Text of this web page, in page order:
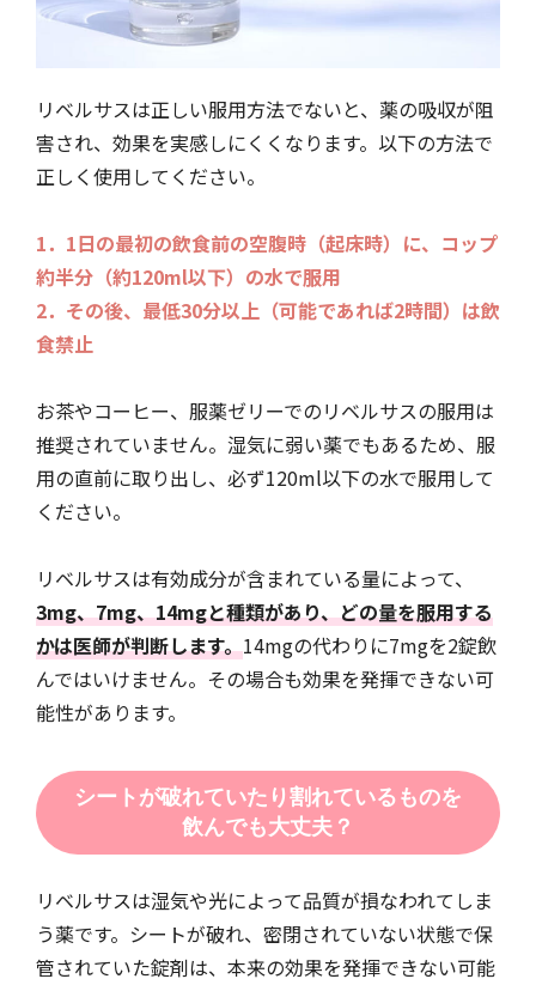
リベルサスは正しい服用方法でないと、薬の吸収が阻
害され、効果を実感しにくくなります。以下の方法で
正しく使用してください。
1．1日の最初の飲食前の空腹時（起床時）に、コップ
約半分（約120ml以下）の水で服用
2．その後、最低30分以上（可能であれば2時間）は飲
食禁止
お茶やコーヒー、服薬ゼリーでのリベルサスの服用は
推奨されていません。湿気に弱い薬でもあるため、服
用の直前に取り出し、必ず120ml以下の水で服用して
ください。
リベルサスは有効成分が含まれている量によって、
3mg、7mg、14mgと種類があり、どの量を服用する
かは医師が判断します。14mgの代わりに7mgを2錠飲
んではいけません。その場合も効果を発揮できない可
能性があります。
シートが破れていたり割れているものを
飲んでも大丈夫？
リベルサスは湿気や光によって品質が損なわれてしま
う薬です。シートが破れ、密閉されていない状態で保
管されていた錠剤は、本来の効果を発揮できない可能